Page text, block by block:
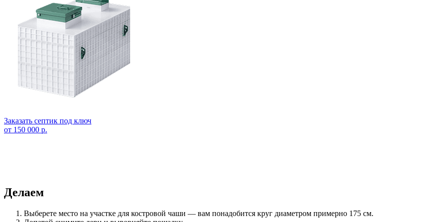
Заказать септик под ключ
от 150 000 р.
Делаем
Выберете место на участке для костровой чаши — вам понадобится круг диаметром примерно 175 см.